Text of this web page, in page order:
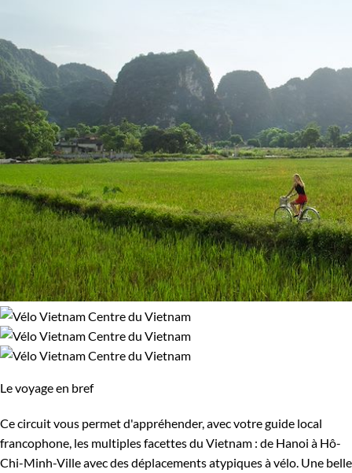
Le voyage en bref
Ce circuit vous permet d'appréhender, avec votre guide local
francophone, les multiples facettes du Vietnam : de Hanoi à Hô-
Chi-Minh-Ville avec des déplacements atypiques à vélo. Une belle